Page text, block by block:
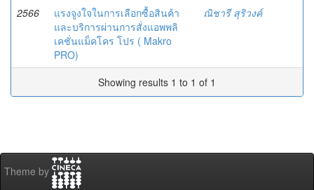
2566
แรงจูงใจในการเลือกซื้อสินค้า
และบริการผ่านการสั่งแอพพลิ
เคชั่นแม็คโคร โปร ( Makro
PRO)
ณิชารี สุริวงค์
Showing results 1 to 1 of 1
Theme by